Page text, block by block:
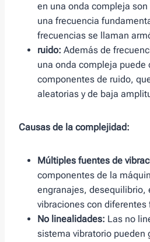
en una onda compleja
una frecuencia
frecuencias se llaman
ruido: Además de
una onda compleja puede
componentes de ruido,
aleatorias y de baja
Causas de la complejidad:
Múltiples fuentes de
componentes de la
engranajes, desequilibrio,
vibraciones con diferentes
No linealidades: Las no
sistema vibratorio pueden